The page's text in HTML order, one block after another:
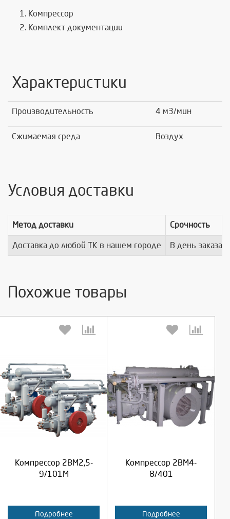
Компрессор
Комплект документации
Характеристики
Производительность 4 м3/мин
Сжимаемая среда Воздух
Условия доставки
Метод доставки Срочность
Доставка до любой ТК в нашем городе В день заказа
Похожие товары
Компрессор 2ВМ2,5-
9/101М
Подробнее
Выберите количество:
Отмена
Компрессор 2ВМ4-
8/401
Подробнее
Выберите количество:
Отмена